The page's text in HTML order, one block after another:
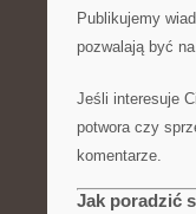
Publikujemy
pozwalają być
Jeśli interesuje
potwora czy
komentarze.
Jak poradzić